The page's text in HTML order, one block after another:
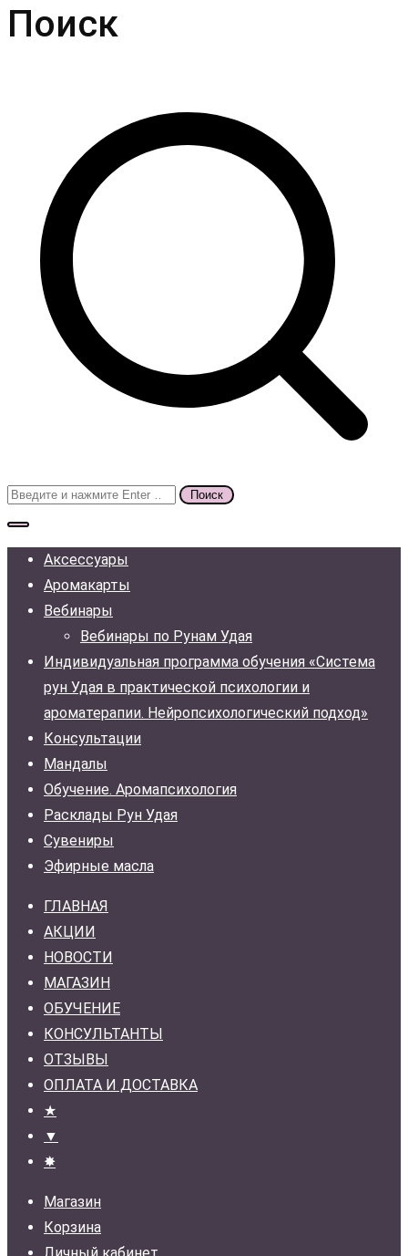
Поиск
Поиск
для:
Аксессуары
Аромакарты
Вебинары
Вебинары по Рунам Удая
Индивидуальная программа обучения «Система
рун Удая в практической психологии и
ароматерапии. Нейропсихологический подход»
Консультации
Мандалы
Обучение. Аромапсихология
Расклады Рун Удая
Сувениры
Эфирные масла
ГЛАВНАЯ
АКЦИИ
НОВОСТИ
МАГАЗИН
ОБУЧЕНИЕ
КОНСУЛЬТАНТЫ
ОТЗЫВЫ
ОПЛАТА И ДОСТАВКА
★
▼
✸
Магазин
Корзина